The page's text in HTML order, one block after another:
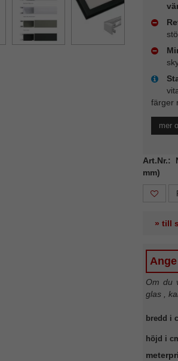
färger
mer
Art.Nr.:
mm)
» till
Om du
glas ,
bredd i
höjd i